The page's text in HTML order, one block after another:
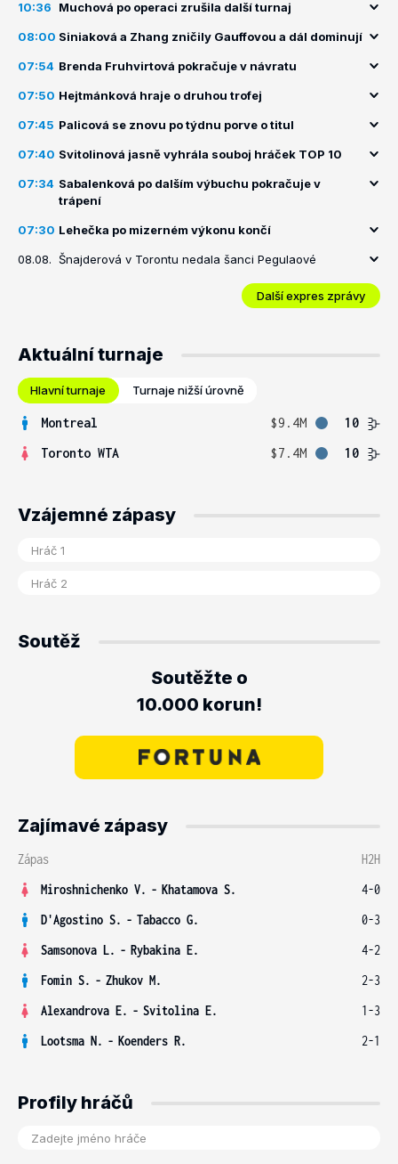
10:36 Muchová po operaci zrušila další turnaj
08:00 Siniaková a Zhang zničily Gauffovou a dál dominují
07:54 Brenda Fruhvirtová pokračuje v návratu
07:50 Hejtmánková hraje o druhou trofej
07:45 Palicová se znovu po týdnu porve o titul
07:40 Svitolinová jasně vyhrála souboj hráček TOP 10
07:34 Sabalenková po dalším výbuchu pokračuje v
trápení
07:30 Lehečka po mizerném výkonu končí
08.08. Šnajderová v Torontu nedala šanci Pegulaové
Další expres zprávy
Aktuální turnaje
Hlavní turnaje Turnaje nižší úrovně
Montreal $9.4M
10
Toronto WTA
$7.4M 10
Vzájemné zápasy
Soutěž
Soutěžte o
10.000 korun!
Zajímavé zápasy
Zápas
H2H
Miroshnichenko V. - Khatamova S.
4-0
D'Agostino S. - Tabacco G.
0-3
Samsonova L. - Rybakina E.
4-2
Fomin S. - Zhukov M.
2-3
Alexandrova E. - Svitolina E.
1-3
Lootsma N. - Koenders R. 2-1
Profily hráčů